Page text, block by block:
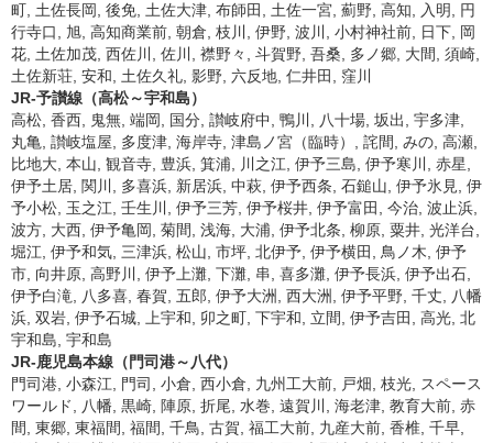
町, 土佐長岡, 後免, 土佐大津, 布師田, 土佐一宮, 薊野, 高知, 入明, 円
行寺口, 旭, 高知商業前, 朝倉, 枝川, 伊野, 波川, 小村神社前, 日下, 岡
花, 土佐加茂, 西佐川, 佐川, 襟野々, 斗賀野, 吾桑, 多ノ郷, 大間, 須崎,
土佐新荘, 安和, 土佐久礼, 影野, 六反地, 仁井田, 窪川
JR-予讃線（高松～宇和島）
高松, 香西, 鬼無, 端岡, 国分, 讃岐府中, 鴨川, 八十場, 坂出, 宇多津,
丸亀, 讃岐塩屋, 多度津, 海岸寺, 津島ノ宮（臨時）, 詫間, みの, 高瀬,
比地大, 本山, 観音寺, 豊浜, 箕浦, 川之江, 伊予三島, 伊予寒川, 赤星,
伊予土居, 関川, 多喜浜, 新居浜, 中萩, 伊予西条, 石鎚山, 伊予氷見, 伊
予小松, 玉之江, 壬生川, 伊予三芳, 伊予桜井, 伊予富田, 今治, 波止浜,
波方, 大西, 伊予亀岡, 菊間, 浅海, 大浦, 伊予北条, 柳原, 粟井, 光洋台,
堀江, 伊予和気, 三津浜, 松山, 市坪, 北伊予, 伊予横田, 鳥ノ木, 伊予
市, 向井原, 高野川, 伊予上灘, 下灘, 串, 喜多灘, 伊予長浜, 伊予出石,
伊予白滝, 八多喜, 春賀, 五郎, 伊予大洲, 西大洲, 伊予平野, 千丈, 八幡
浜, 双岩, 伊予石城, 上宇和, 卯之町, 下宇和, 立間, 伊予吉田, 高光, 北
宇和島, 宇和島
JR-鹿児島本線（門司港～八代）
門司港, 小森江, 門司, 小倉, 西小倉, 九州工大前, 戸畑, 枝光, スペース
ワールド, 八幡, 黒崎, 陣原, 折尾, 水巻, 遠賀川, 海老津, 教育大前, 赤
間, 東郷, 東福間, 福間, 千鳥, 古賀, 福工大前, 九産大前, 香椎, 千早,